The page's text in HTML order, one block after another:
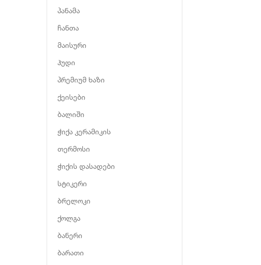
პანამა
ჩანთა
მაისური
ჰუდი
პრემიუმ ხაზი
ქეისები
ბალიში
ჭიქა კერამიკის
თერმოსი
ჭიქის დასადები
სტიკერი
ბრელოკი
ქოლგა
ბანერი
ბარათი